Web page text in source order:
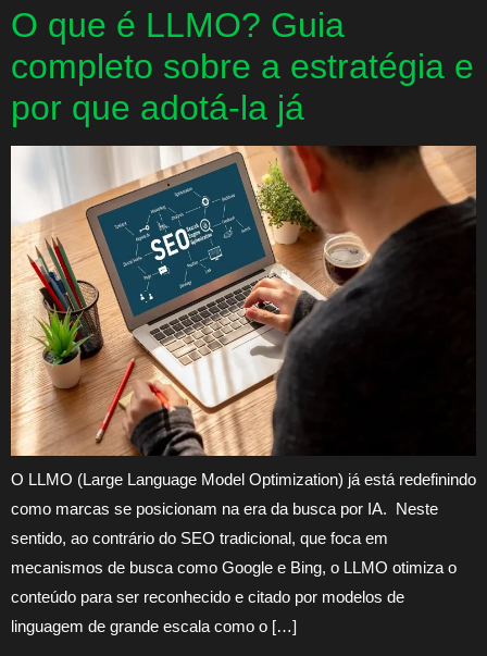
O que é LLMO? Guia
completo sobre a estratégia e
por que adotá-la já
O LLMO (Large Language Model Optimization) já está redefinindo
como marcas se posicionam na era da busca por IA. Neste
sentido, ao contrário do SEO tradicional, que foca em
mecanismos de busca como Google e Bing, o LLMO otimiza o
conteúdo para ser reconhecido e citado por modelos de
linguagem de grande escala como o […]